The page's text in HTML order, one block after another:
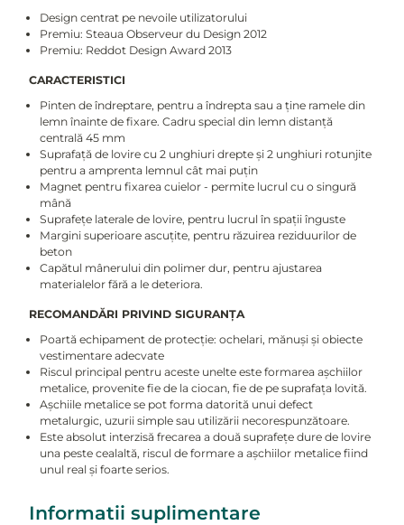
Design centrat pe nevoile utilizatorului
Premiu: Steaua Observeur du Design 2012
Premiu: Reddot Design Award 2013
CARACTERISTICI
Pinten de îndreptare, pentru a îndrepta sau a ține ramele din
lemn înainte de fixare. Cadru special din lemn distanță
centrală 45 mm
Suprafață de lovire cu 2 unghiuri drepte și 2 unghiuri rotunjite
pentru a amprenta lemnul cât mai puțin
Magnet pentru fixarea cuielor - permite lucrul cu o singură
mână
Suprafețe laterale de lovire, pentru lucrul în spații înguste
Margini superioare ascuțite, pentru răzuirea reziduurilor de
beton
Capătul mânerului din polimer dur, pentru ajustarea
materialelor fără a le deteriora.
RECOMANDĂRI PRIVIND SIGURANȚA
Poartă echipament de protecție: ochelari, mănuși și obiecte
vestimentare adecvate
Riscul principal pentru aceste unelte este formarea așchiilor
metalice, provenite fie de la ciocan, fie de pe suprafața lovită.
Așchiile metalice se pot forma datorită unui defect
metalurgic, uzurii simple sau utilizării necorespunzătoare.
Este absolut interzisă frecarea a două suprafețe dure de lovire
una peste cealaltă, riscul de formare a așchiilor metalice fiind
unul real și foarte serios.
Informatii suplimentare